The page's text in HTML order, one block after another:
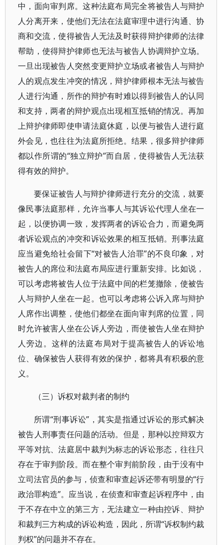
中，面向审判席。这种法庭布局完全将被告人与辩护
人分离开来，使他们无法在法庭审理中进行沟通、协
商和交流，使得被告人无法及时获得辩护律师的法律
帮助，使得辩护律师也无法与被告人协调辩护立场。
一旦出现被告人突然变更辩护立场或者被告人与辩护
人的观点发生冲突的情况，辩护律师根本无法与被告
人进行沟通，所作的辩护有时难以得到被告人的认同
和支持，两者的辩护观点出现相互抵销的情况。再加
上辩护律师即使申请法庭休庭，以便与被告人进行庭
外会见，也往往为法庭所拒绝。结果，很多辩护律师
都以作所谓的“独立辩护”而自居，使得被告人无法获
得有效的辩护。
要保证被告人与辩护律师进行充分的交流，就要
像民事法庭那样，允许当事人与其诉讼代理人坐在一
起，以便协调一致，发挥两者的诉讼合力，而避免两
者诉讼观点的冲突和诉讼效果的相互抵销。刑事法庭
应当避免给社会留下“对被告人治罪”的不良印象，对
被告人的席位和法庭布局应进行重新安排。比如说，
可以考虑将被告人位于法庭中间的栏笼撤除，使被告
人与辩护人坐在一起。也可以考虑将公诉入席与辩护
人席作出调整，使他们都坐在面向审判席的位置，同
时允许被害人坐在公诉人旁边，而使被告人坐在辩护
人旁边。这样的法庭布局对于提高被告人的诉讼地
位、确保被告人获得有效的保护，都将具有积极的意
义。
（三）诉权对裁判者的制约
所谓“刑事诉讼”，其实是指通过诉讼的形式解决
被告人刑事责任问题的活动。但是，那种以控辩双方
平等对抗、法庭居中裁判为标志的诉讼形态，往往只
存在于审判阶段。而在整个审判前阶段，由于没有中
立司法官员的参与，侦查和审查起诉还带有明显的“行
政治罪构造”。应当说，在侦查和审查起诉程序中，由
于不存在中立的第三方，无法建立一种由控诉、辩护
和裁判三方构成的诉讼构造，因此，所谓“诉权制约裁
判权”的问题并不存在。